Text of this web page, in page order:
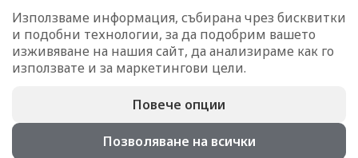
гр. София, ул. "Тунджа" 43
0887 96 08 23
office@capresto.eu
09:00 – 17:00 ч. в делнични дни
© 2026 Capresto.eu – Всички права запазени! |
Използваме информация, събирана чрез бисквитки
и подобни технологии, за да подобрим вашето
изживяване на нашия сайт, да анализираме как го
използвате и за маркетингови цели.
Повече опции
Позволяване на всички